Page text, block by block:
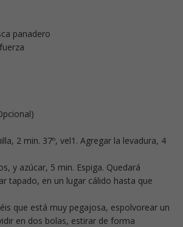
panadero
2 min. 37º, vel1. Agregar la levadura, 4
y azúcar, 5 min. Espiga. Quedará
tapado, en un lugar cálido hasta que
que está muy pegajosa, espolvorear un
en dos bolas, estirar de forma